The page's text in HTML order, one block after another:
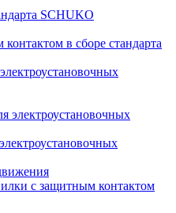
SCHUKO
в сборе стандарта
электроустановочных
с защитным контактом